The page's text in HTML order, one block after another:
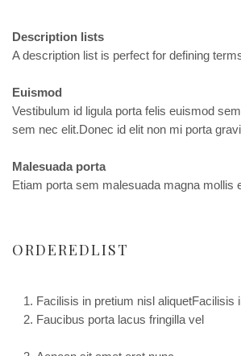
Description lists
A description list is perfect for defining
Euismod
Vestibulum id ligula porta felis euismod
sem nec elit.Donec id elit non mi porta
Malesuada porta
Etiam porta sem malesuada magna mollis
ORDEREDLIST
Facilisis in pretium nisl aliquetFacilisis
Faucibus porta lacus fringilla vel